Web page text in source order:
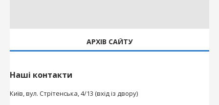
АРХІВ САЙТУ
Наші контакти
Київ, вул. Стрітенська, 4/13 (вхід із двору)